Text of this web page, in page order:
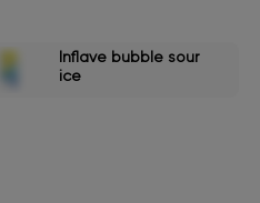
Inflave bubble sour
ice